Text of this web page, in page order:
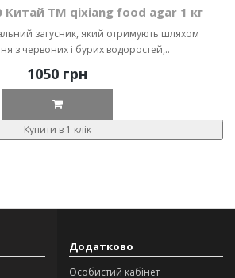
Китай ТМ qixiang food agar 1 кг
загусник, який отримують шляхом
з червоних і бурих водоростей,..
1050 грн
Купити в 1 клік
Додатково
Особистий кабінет